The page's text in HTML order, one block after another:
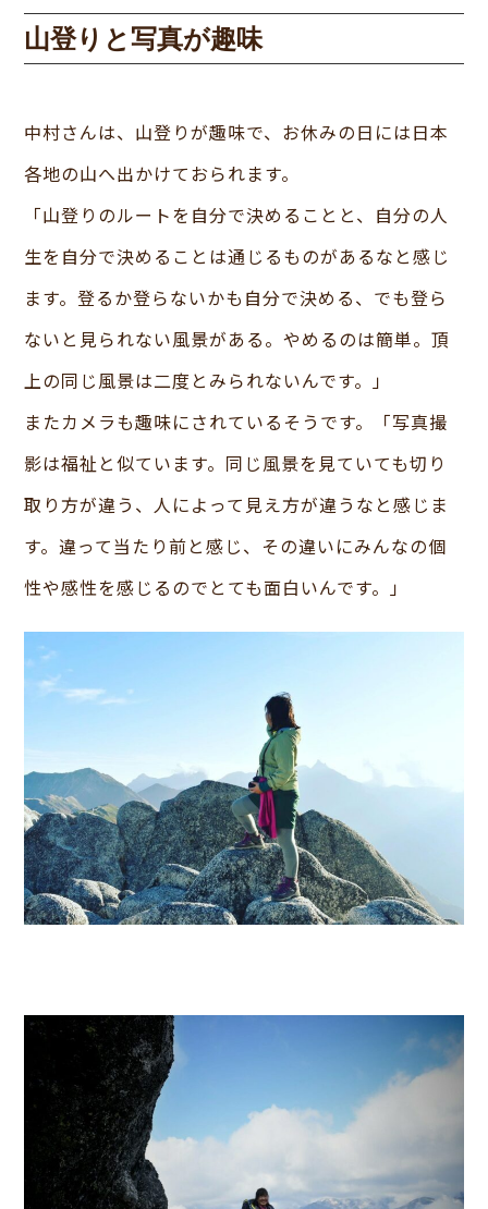
山登りと写真が趣味
中村さんは、山登りが趣味で、お休みの日には日本
各地の山へ出かけておられます。
「山登りのルートを自分で決めることと、自分の人
生を自分で決めることは通じるものがあるなと感じ
ます。登るか登らないかも自分で決める、でも登ら
ないと見られない風景がある。やめるのは簡単。頂
上の同じ風景は二度とみられないんです。」
またカメラも趣味にされているそうです。「写真撮
影は福祉と似ています。同じ風景を見ていても切り
取り方が違う、人によって見え方が違うなと感じま
す。違って当たり前と感じ、その違いにみんなの個
性や感性を感じるのでとても面白いんです。」